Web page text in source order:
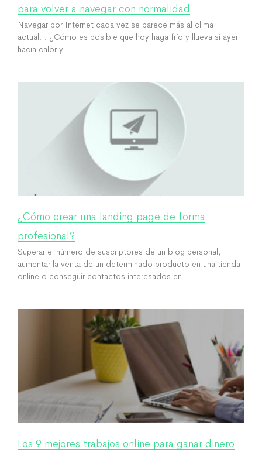
para volver a navegar con normalidad
Navegar por Internet cada vez se parece más al clima
actual… ¿Cómo es posible que hoy haga frío y llueva si ayer
hacía calor y
¿Cómo crear una landing page de forma
profesional?
Superar el número de suscriptores de un blog personal,
aumentar la venta de un determinado producto en una tienda
online o conseguir contactos interesados en
Los 9 mejores trabajos online para ganar dinero